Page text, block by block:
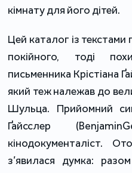
кімнату для його дітей.
Цей каталог із
покійного, тоді
письменника Крістіана
який теж належав до
Шульца. Прийомний
Ґайсслер
кінодокументаліст.
з’явилася думка: